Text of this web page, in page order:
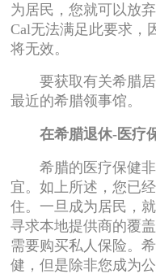
为居民，您就可以放
Cal无法满足此要求，
将无效。
要获取有关希腊居
最近的希腊领事馆。
在希腊退休-医疗
希腊的医疗保健非
宜。如上所述，您已
住。一旦成为居民，
寻求本地提供商的覆
需要购买私人保险。
健，但是除非您成为